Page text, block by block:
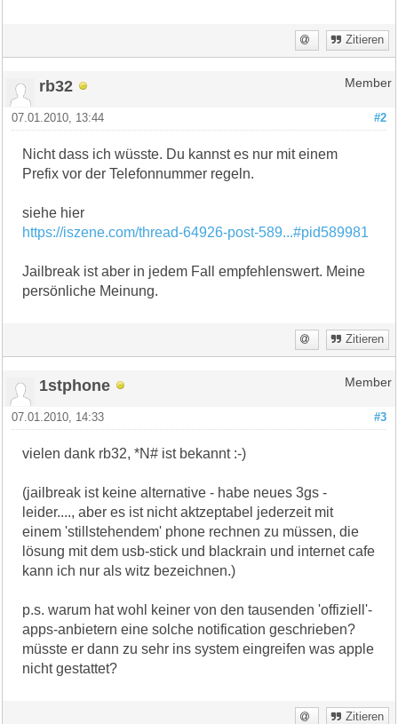
Zitieren
rb32 Member
#2
07.01.2010, 13:44
Nicht dass ich wüsste. Du kannst es nur mit einem
Prefix vor der Telefonnummer regeln.
siehe hier
https://iszene.com/thread-64926-post-589...#pid589981
Jailbreak ist aber in jedem Fall empfehlenswert. Meine
persönliche Meinung.
Zitieren
1stphone Member
#3
07.01.2010, 14:33
vielen dank rb32, *N# ist bekannt :-)
(jailbreak ist keine alternative - habe neues 3gs -
leider...., aber es ist nicht aktzeptabel jederzeit mit
einem 'stillstehendem' phone rechnen zu müssen, die
lösung mit dem usb-stick und blackrain und internet cafe
kann ich nur als witz bezeichnen.)
p.s. warum hat wohl keiner von den tausenden 'offiziell'-
apps-anbietern eine solche notification geschrieben?
müsste er dann zu sehr ins system eingreifen was apple
nicht gestattet?
Zitieren